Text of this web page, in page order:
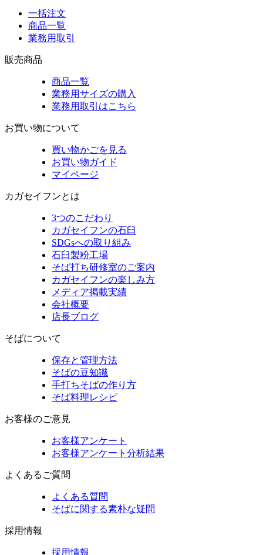
一括注文
商品一覧
業務用取引
販売商品
商品一覧
業務用サイズの購入
業務用取引はこちら
お買い物について
買い物かごを見る
お買い物ガイド
マイページ
カガセイフンとは
3つのこだわり
カガセイフンの石臼
SDGsへの取り組み
石臼製粉工場
そば打ち研修室のご案内
カガセイフンの楽しみ方
メディア掲載実績
会社概要
店長ブログ
そばについて
保存と管理方法
そばの豆知識
手打ちそばの作り方
そば料理レシピ
お客様のご意見
お客様アンケート
お客様アンケート分析結果
よくあるご質問
よくある質問
そばに関する素朴な疑問
採用情報
採用情報